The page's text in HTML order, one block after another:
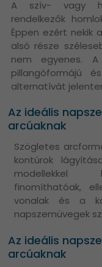
A szív- vagy
rendelkezők
Éppen ezért nekik
alsó része
nem egyenes.
pillangóformájú
alternatívát
Az ideális
arcúaknak
Szögletes
kontúrok
modellekkel
finomíthatóak,
vonalak és a
napszemüvegek
Az ideális
arcúaknak